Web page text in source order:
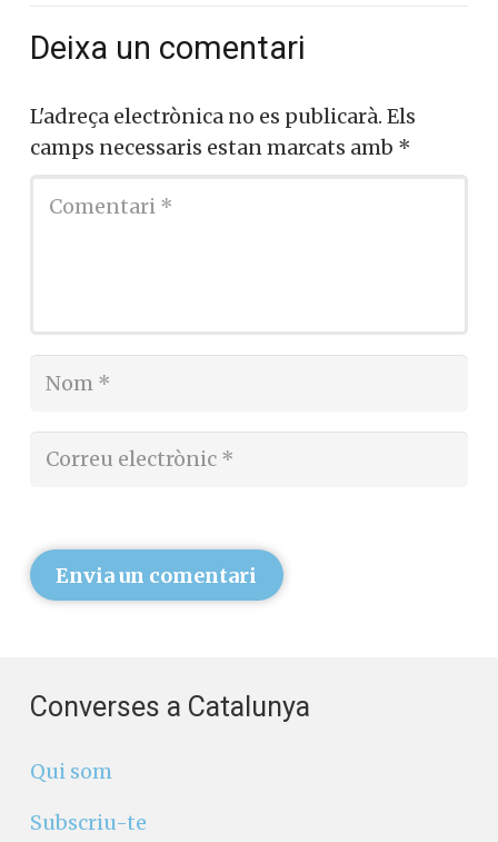
Deixa un comentari
L'adreça electrònica no es publicarà. Els
camps necessaris estan marcats amb *
Envia un comentari
Converses a Catalunya
Qui som
Subscriu-te